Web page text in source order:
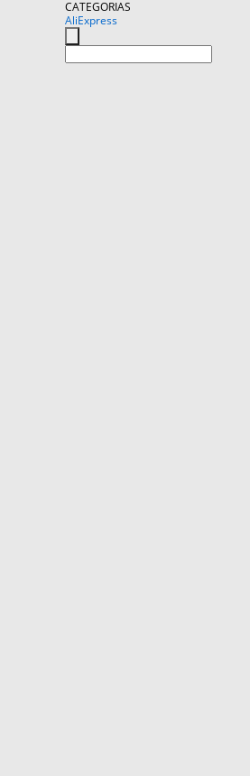
CATEGORIAS
AliExpress